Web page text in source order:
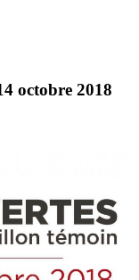
octobre 2018